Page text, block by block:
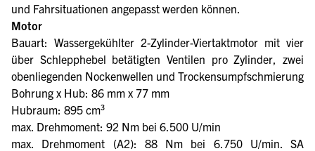
und Fahrsituationen angepasst werden können.
Motor
Bauart: Wassergekühlter 2-Zylinder-Viertaktmotor mit vier
über Schlepphebel betätigten Ventilen pro Zylinder, zwei
obenliegenden Nockenwellen und Trockensumpfschmierung
Bohrung x Hub: 86 mm x 77 mm
Hubraum: 895 cm³
max. Drehmoment: 92 Nm bei 6.500 U/min
max. Drehmoment (A2): 88 Nm bei 6.750 U/min. SA